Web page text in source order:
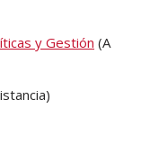
y Gestión (A